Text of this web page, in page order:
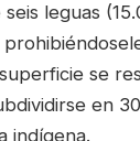
leguas
se
en
indígena.